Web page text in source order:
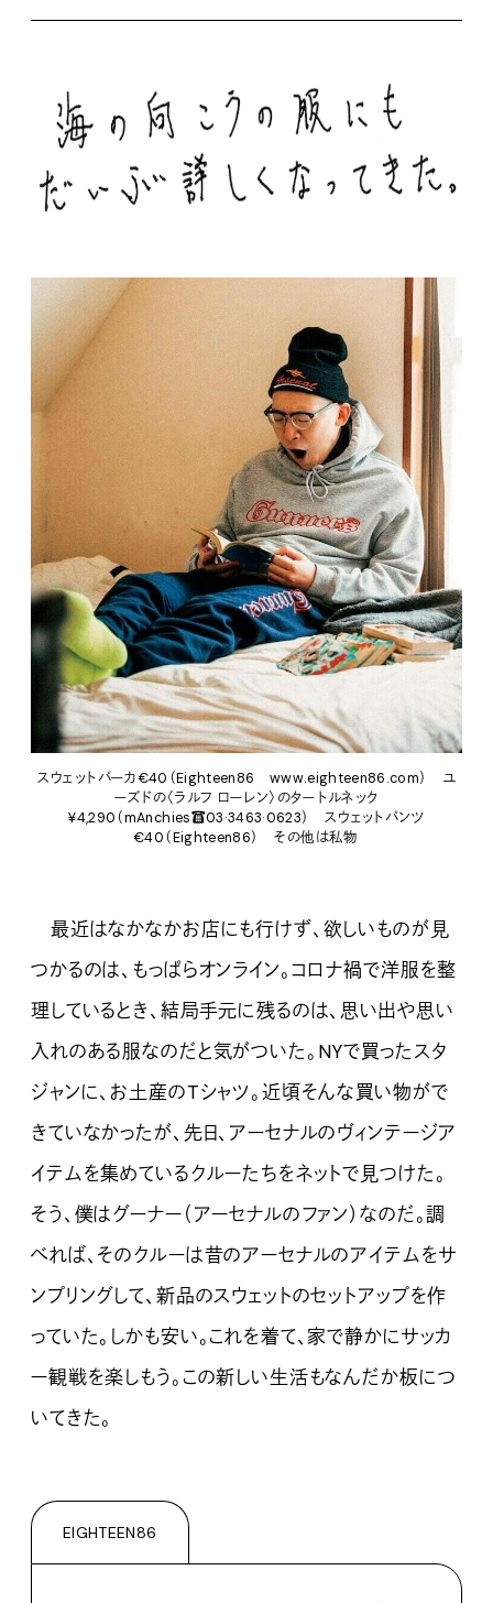
スウェットパーカ€40（Eighteen86 www.eighteen86.com） ユ
ーズドの〈ラルフ ローレン〉のタートルネック
¥4,290（mAnchies☎03·3463·0623） スウェットパンツ
€40（Eighteen86） その他は私物
最近はなかなかお店にも行けず、欲しいものが見
つかるのは、もっぱらオンライン。コロナ禍で洋服を整
理しているとき、結局手元に残るのは、思い出や思い
入れのある服なのだと気がついた。NYで買ったスタ
ジャンに、お土産のTシャツ。近頃そんな買い物がで
きていなかったが、先日、アーセナルのヴィンテージア
イテムを集めているクルーたちをネットで見つけた。
そう、僕はグーナー（アーセナルのファン）なのだ。調
べれば、そのクルーは昔のアーセナルのアイテムをサ
ンプリングして、新品のスウェットのセットアップを作
っていた。しかも安い。これを着て、家で静かにサッカ
ー観戦を楽しもう。この新しい生活もなんだか板につ
いてきた。
EIGHTEEN86